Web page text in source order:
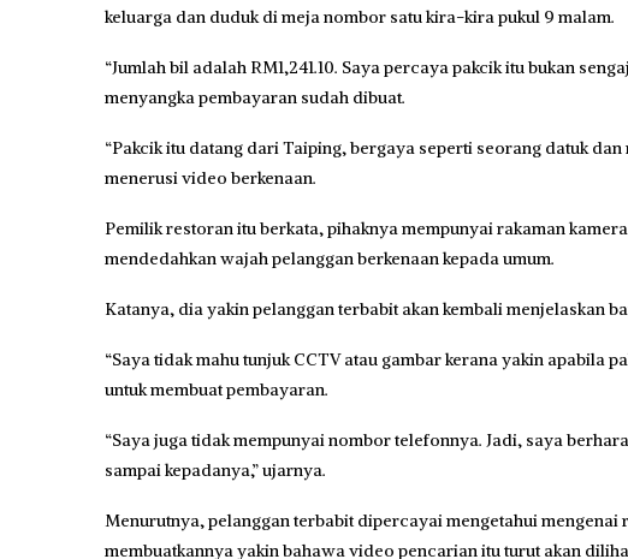
keluarga dan duduk di meja nombor satu kira-kira pukul 9 malam.
“Jumlah bil adalah RM1,241.10. Saya percaya pakcik itu bukan
menyangka pembayaran sudah dibuat.
“Pakcik itu datang dari Taiping, bergaya seperti seorang datuk
menerusi video berkenaan.
Pemilik restoran itu berkata, pihaknya mempunyai rakaman
mendedahkan wajah pelanggan berkenaan kepada umum.
Katanya, dia yakin pelanggan terbabit akan kembali menjelaskan
“Saya tidak mahu tunjuk CCTV atau gambar kerana yakin apabila
untuk membuat pembayaran.
“Saya juga tidak mempunyai nombor telefonnya. Jadi, saya
sampai kepadanya,” ujarnya.
Menurutnya, pelanggan terbabit dipercayai mengetahui
membuatkannya yakin bahawa video pencarian itu turut akan